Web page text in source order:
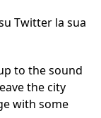
Twitter la sua
to the sound
the city
with some